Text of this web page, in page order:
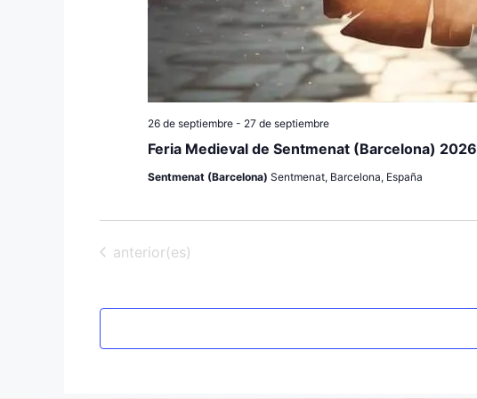
Feria Medieval de Sentmenat (Barcelona) 2026
26 de septiembre- 27 de septiembre
Sentmenat (Barcelona) Sentmenat, Barcelona, España
Eventos
anterior(es)